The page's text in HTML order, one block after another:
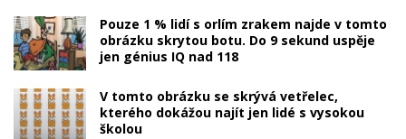
Pouze 1 % lidí s orlím zrakem najde v tomto
obrázku skrytou botu. Do 9 sekund uspěje
jen génius IQ nad 118
V tomto obrázku se skrývá vetřelec,
kterého dokážou najít jen lidé s vysokou
školou